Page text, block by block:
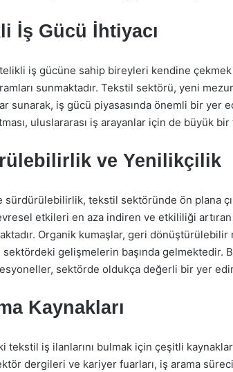
İş Gücü İhtiyacı
iş gücüne sahip bireyleri kendine
sunmaktadır. Tekstil sektörü, yeni
sunarak, iş gücü piyasasında önemli bir yer
uluslararası iş arayanlar için de büyük bir
ve Yenilikçilik
sürdürülebilirlik, tekstil sektöründe ön plana
etkileri en aza indiren ve etkililiği
Organik kumaşlar, geri
gelişmelerin başında gelmektedir.
sektörde oldukça değerli bir yer
Kaynakları
tekstil iş ilanlarını bulmak için çeşitli
dergileri ve kariyer fuarları, iş arama